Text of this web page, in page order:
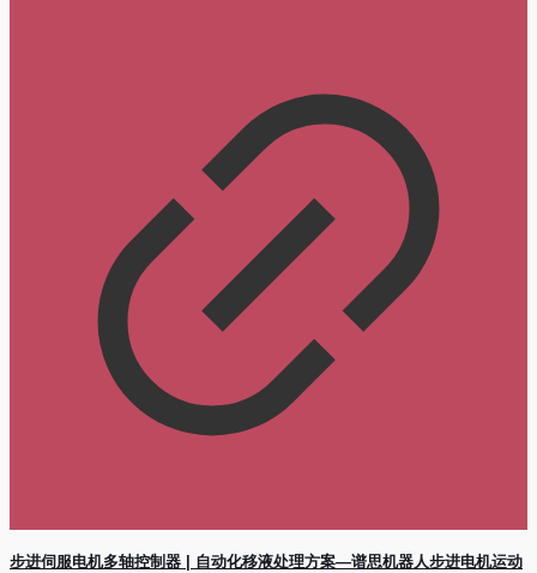
步进伺服电机多轴控制器 | 自动化移液处理方案—谱思机器人步进电机运动